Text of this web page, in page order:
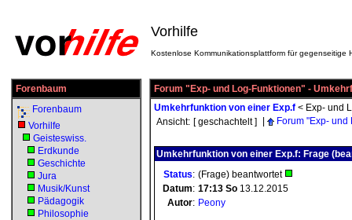
Vorhilfe
Kostenlose Kommunikationsplattform für gegenseitige
Forenbaum
Forenbaum
Vorhilfe
Geisteswiss.
Erdkunde
Geschichte
Jura
Musik/Kunst
Pädagogik
Philosophie
Forum "Exp- und Log-Funktionen" -
Umkehrfunktion von einer Exp.f < Exp- und
Ansicht: [ geschachtelt ] Forum "Exp-
Umkehrfunktion von einer Exp.f: Frage
Status: (Frage) beantwortet
Datum: 17:13 So 13.12.2015
Autor: Peony